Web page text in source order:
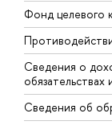
Фонд целевого
Сведения о
Сведения об